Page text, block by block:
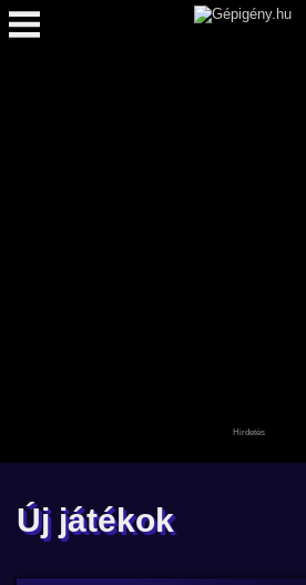
Új játékok